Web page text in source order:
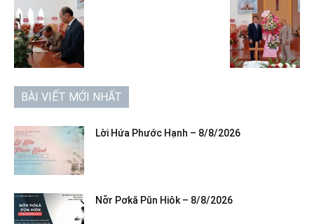
BÀI VIẾT MỚI NHẤT
Lời Hứa Phước Hạnh – 8/8/2026
Nơ̆r Pơkă Pŭn Hiôk – 8/8/2026